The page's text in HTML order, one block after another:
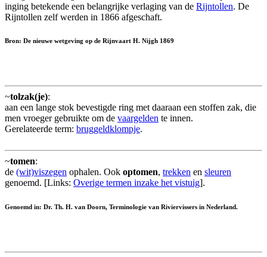
inging betekende een belangrijke verlaging van de Rijntollen. De
Rijntollen zelf werden in 1866 afgeschaft.
Bron: De nieuwe wetgeving op de Rijnvaart H. Nijgh 1869
~tolzak(je):
aan een lange stok bevestigde ring met daaraan een stoffen zak, die
men vroeger gebruikte om de vaargelden te innen.
Gerelateerde term: bruggeldklompje.
~tomen:
de (wit)viszegen ophalen. Ook optomen, trekken en sleuren
genoemd. [Links: Overige termen inzake het vistuig].
Genoemd in: Dr. Th. H. van Doorn, Terminologie van Riviervissers in Nederland.